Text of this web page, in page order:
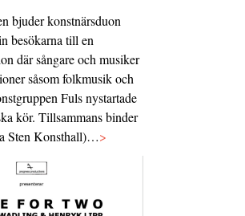
bjuder konstnärsduon
besökarna till en
där sångare och musiker
såsom folkmusik och
Fuls nystartade
kör. Tillsammans binder
Sten Konsthall)…>